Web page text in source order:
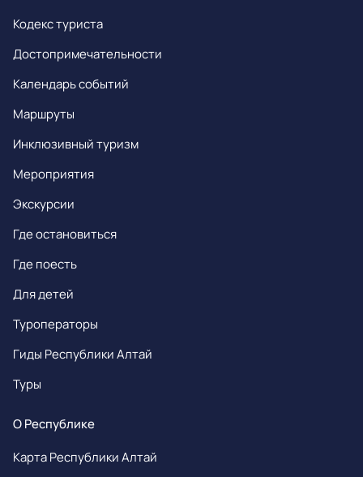
Кодекс туриста
Достопримечательности
Календарь событий
Маршруты
Инклюзивный туризм
Мероприятия
Экскурсии
Где остановиться
Где поесть
Для детей
Туроператоры
Гиды Республики Алтай
Туры
О Республике
Карта Республики Алтай